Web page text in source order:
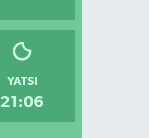
YATSI
21:06